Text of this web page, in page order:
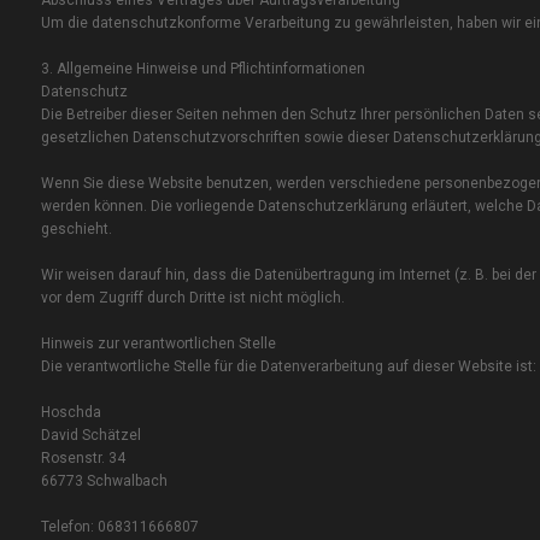
Um die datenschutzkonforme Verarbeitung zu gewährleisten, haben wir
3. Allgemeine Hinweise und Pflicht­informationen
Datenschutz
Die Betreiber dieser Seiten nehmen den Schutz Ihrer persönlichen
gesetzlichen Datenschutzvorschriften sowie dieser
Wenn Sie diese Website benutzen, werden verschiedene
werden können. Die vorliegende Datenschutzerklärung erläutert, welche
geschieht.
Wir weisen darauf hin, dass die Datenübertragung im Internet (z. B. bei
vor dem Zugriff durch Dritte ist nicht möglich.
Hinweis zur verantwortlichen Stelle
Die verantwortliche Stelle für die Datenverarbeitung auf dieser Website ist:
Hoschda
David Schätzel
Rosenstr. 34
66773 Schwalbach
Telefon: 068311666807